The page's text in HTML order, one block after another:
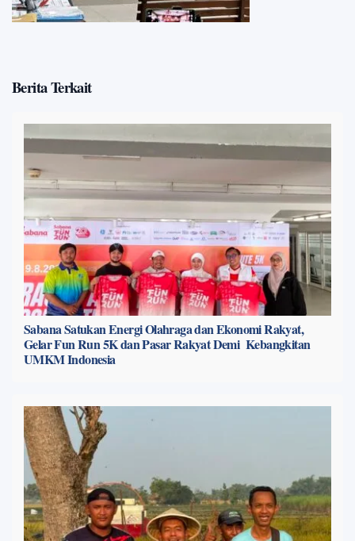
Berita Terkait
Sabana Satukan Energi Olahraga dan Ekonomi Rakyat,
Gelar Fun Run 5K dan Pasar Rakyat Demi Kebangkitan
UMKM Indonesia